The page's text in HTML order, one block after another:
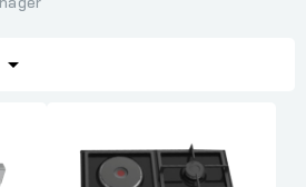
